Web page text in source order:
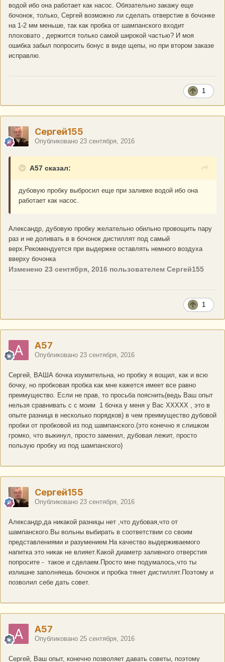
водой ибо она работает как насос. Обязательно закажу еще
бочонок, только, Сергей возможно ли сделать отверстие в бочонке
на 1-2 мм меньше, так как пробка от шампанского входит
плоховато , держится только самой широкой частью? И моя
ошибка забыл попросить бонус в виде щепы, но при втором заказе
исправлю.
1
Сергей155
Опубликовано 23 сентября, 2016
A57 сказал:
дубовую пробку выбросил еще при заливке водой ибо она
работает как насос.
Александр, дубовую пробку желательно обильно провощить пару
раз и не доливать в в бочонок дистиллят под самый
верх.Рекомендуется при выдержке оставлять немного воздуха
вверху бочонка
Изменено 23 сентября, 2016 пользователем Сергей155
1
A57
Опубликовано 23 сентября, 2016
Сергей, ВАША бочка изумительна, но пробку я вощил, как и всю
бочку, но пробковая пробка как мне кажется имеет все равно
преимущество. Если не прав, то просьба пояснить(ведь Ваш опыт
нельзя сравнивать с с моим 1 бочка у меня у Вас ХХХХХ , это в
опыте разница в несколько порядков) в чем преимущество дубовой
пробки от пробковой из под шампанского.(это конечно я слишком
громко, что выкинул, просто заменил, дубовая лежит, просто
пользую пробку из под шампанского)
Сергей155
Опубликовано 23 сентября, 2016
Александр,да никакой разницы нет ,что дубовая,что от
шампанского.Вы вольны выбирать в соответствии со своим
представлениями и разумением.На качество выдерживаемого
напитка это никак не влияет.Какой диаметр заливного отверстия
попросите - такое и сделаем.Просто мне подумалось,что ты
излишне заполняешь бочонок и пробка тянет дистиллят.Поэтому и
позволил себе дать совет.
A57
Опубликовано 25 сентября, 2016
Сергей, Ваш опыт, конечно позволяет давать советы, поэтому